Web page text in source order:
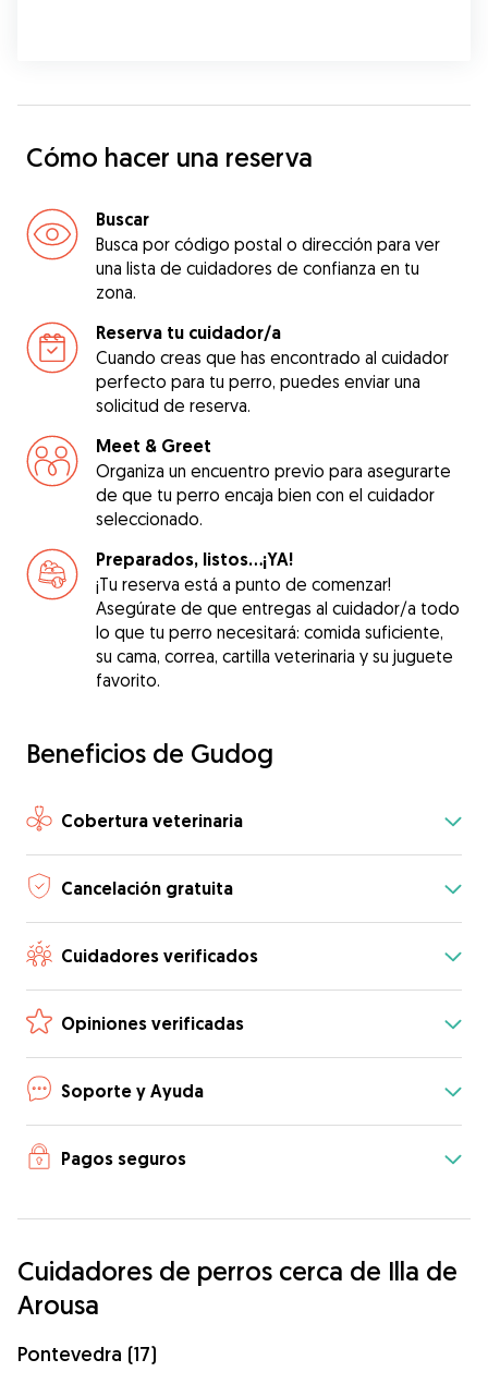
Cómo hacer una reserva
Buscar
Busca por código postal o dirección para ver
una lista de cuidadores de confianza en tu
zona.
Reserva tu cuidador/a
Cuando creas que has encontrado al cuidador
perfecto para tu perro, puedes enviar una
solicitud de reserva.
Meet & Greet
Organiza un encuentro previo para asegurarte
de que tu perro encaja bien con el cuidador
seleccionado.
Preparados, listos...¡YA!
¡Tu reserva está a punto de comenzar!
Asegúrate de que entregas al cuidador/a todo
lo que tu perro necesitará: comida suficiente,
su cama, correa, cartilla veterinaria y su juguete
favorito.
Beneficios de Gudog
Cobertura veterinaria
Cancelación gratuita
Cuidadores verificados
Opiniones verificadas
Soporte y Ayuda
Pagos seguros
Cuidadores de perros cerca de Illa de
Arousa
Pontevedra (17)